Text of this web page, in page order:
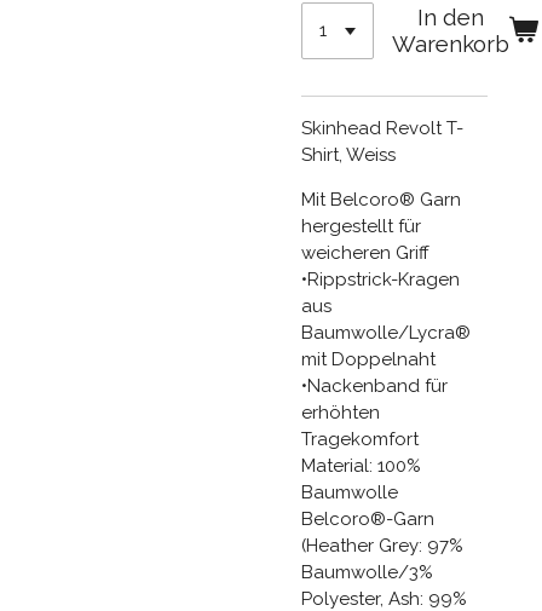
In den
Warenkorb
Skinhead Revolt T-
Shirt, Weiss
Mit Belcoro® Garn
hergestellt für
weicheren Griff
•Rippstrick-Kragen
aus
Baumwolle/Lycra®
mit Doppelnaht
•Nackenband für
erhöhten
Tragekomfort
Material: 100%
Baumwolle
Belcoro®-Garn
(Heather Grey: 97%
Baumwolle/3%
Polyester, Ash: 99%